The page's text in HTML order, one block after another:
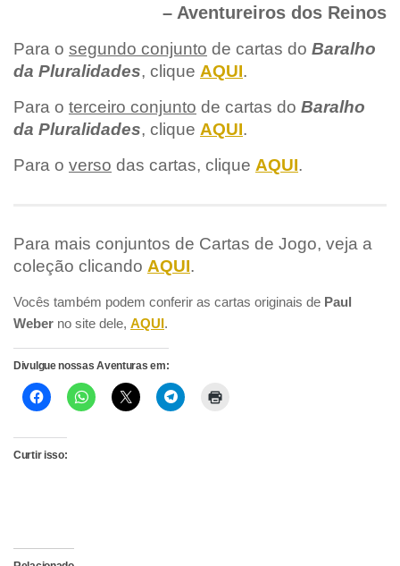
– Aventureiros dos Reinos
Para o segundo conjunto de cartas do Baralho
da Pluralidades, clique AQUI.
Para o terceiro conjunto de cartas do Baralho
da Pluralidades, clique AQUI.
Para o verso das cartas, clique AQUI.
Para mais conjuntos de Cartas de Jogo, veja a
coleção clicando AQUI.
Vocês também podem conferir as cartas originais de Paul
Weber no site dele, AQUI.
Divulgue nossas Aventuras em:
Curtir isso: